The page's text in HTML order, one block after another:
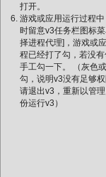
打开。
游戏或应用运行过程
时留意v3任务栏图标
择进程代理]，游戏或
程已经打了勾，若没有
手工勾一下。 （灰色
勾，说明v3没有足够权
请退出v3，重新以管
份运行v3）